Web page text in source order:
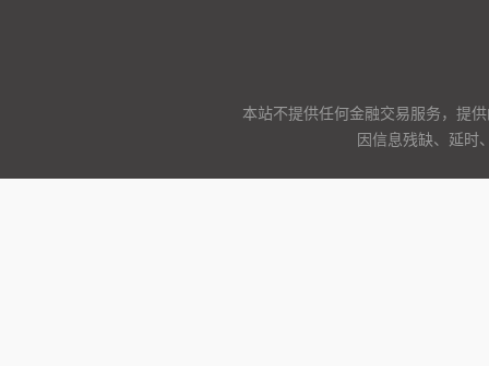
本站不提供任何金融交易服务，提
因信息残缺、延时